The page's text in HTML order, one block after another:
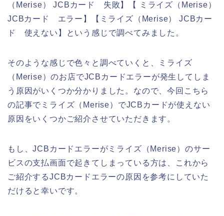
（Merise） JCBカード 失敗】【 ミライズ（Merise）
JCBカード エラー】【ミライズ（Merise） JCBカー
ド 使えない】という感じで調べてみました。
そのような感じで色々と調べていくと、ミライズ
（Merise）のお店でJCBカードエラーが発生してしま
う原因がいくつか分かりました。なので、今回こちら
の記事でミライズ（Merise）でJCBカードが使えない
原因をいくつかご紹介させていただきます。
もし、JCBカードエラーがミライズ（Merise）のサー
ビスの支払画面で起きてしまっている方は、これから
ご紹介するJCBカードエラーの原因を参考にしていた
だけると幸いです。